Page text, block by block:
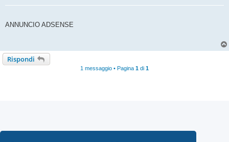
ANNUNCIO ADSENSE
Rispondi
1 messaggio • Pagina 1 di 1